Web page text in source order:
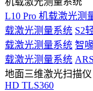
L10 Pro 机载激光测
载激光测量系统 S2
载激光测量系统 智
载激光测量系统
地面三维激光扫描仪
HD TLS360